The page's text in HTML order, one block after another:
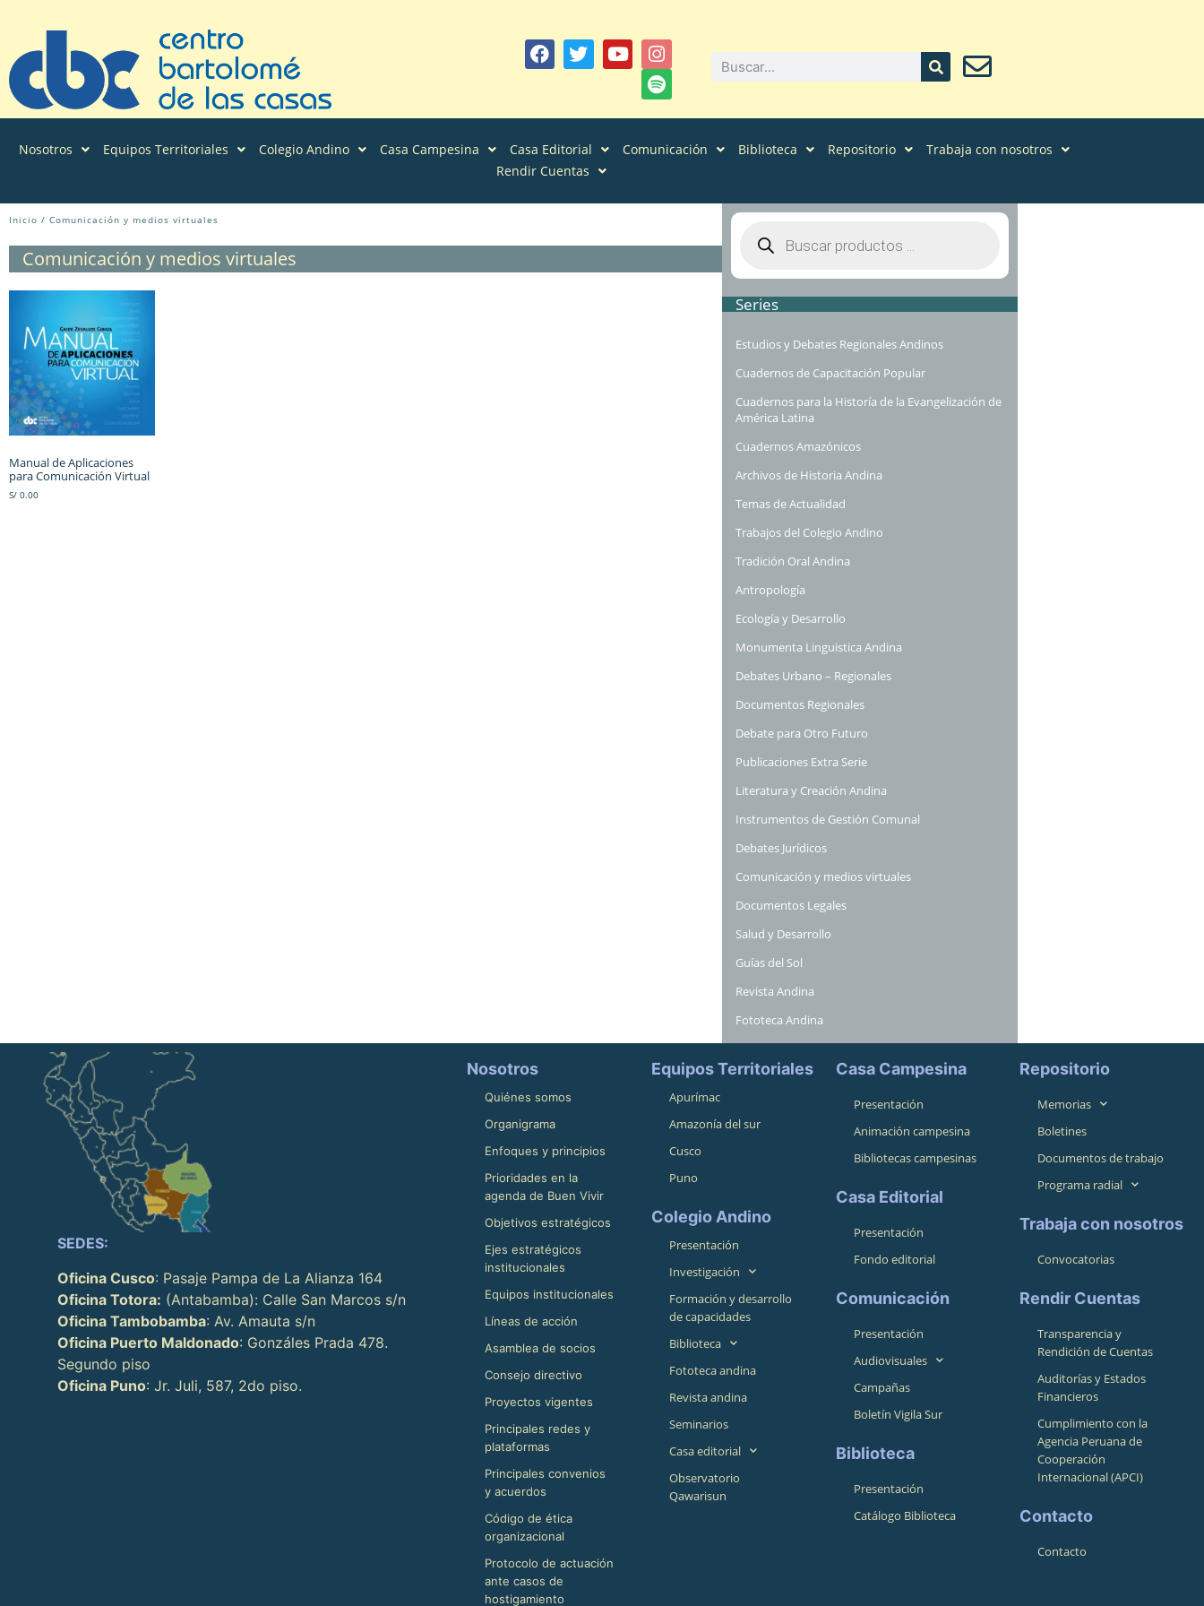
Nosotros Equipos Territoriales Colegio Andino Casa Campesina Casa Editorial Comunicación Biblioteca Repositorio
Trabaja con nosotros
Rendir Cuentas
Inicio / Comunicación y medios virtuales
Comunicación y medios virtuales
Manual de Aplicaciones
para Comunicación Virtual
S/ 0.00
Series
Estudios y Debates Regionales Andinos
Cuadernos de Capacitación Popular
Cuadernos para la Historía de la Evangelización de
América Latina
Cuadernos Amazónicos
Archivos de Historia Andina
Temas de Actualidad
Trabajos del Colegio Andino
Tradición Oral Andina
Antropología
Ecología y Desarrollo
Monumenta Linguistica Andina
Debates Urbano – Regionales
Documentos Regionales
Debate para Otro Futuro
Publicaciones Extra Serie
Literatura y Creación Andina
Instrumentos de Gestión Comunal
Debates Jurídicos
Comunicación y medios virtuales
Documentos Legales
Salud y Desarrollo
Guías del Sol
Revista Andina
Fototeca Andina
SEDES:
Oficina Cusco: Pasaje Pampa de La Alianza 164
Oficina Totora: (Antabamba): Calle San Marcos s/n
Oficina Tambobamba: Av. Amauta s/n
Oficina Puerto Maldonado: Gonzáles Prada 478.
Segundo piso
Oficina Puno: Jr. Juli, 587, 2do piso.
Nosotros
Quiénes somos
Organigrama
Enfoques y principios
Prioridades en la
agenda de Buen Vivir
Objetivos estratégicos
Ejes estratégicos
institucionales
Equipos institucionales
Líneas de acción
Asamblea de socios
Consejo directivo
Proyectos vigentes
Principales redes y
plataformas
Principales convenios
y acuerdos
Código de ética
organizacional
Protocolo de actuación
ante casos de
hostigamiento
Equipos Territoriales
Apurímac
Amazonía del sur
Cusco
Puno
Colegio Andino
Presentación
Investigación
Formación y desarrollo
de capacidades
Biblioteca
Fototeca andina
Revista andina
Seminarios
Casa editorial
Observatorio
Qawarisun
Casa Campesina
Presentación
Animación campesina
Bibliotecas campesinas
Casa Editorial
Presentación
Fondo editorial
Comunicación
Presentación
Audiovisuales
Campañas
Boletín Vigila Sur
Biblioteca
Presentación
Catálogo Biblioteca
Repositorio
Memorias
Boletines
Documentos de trabajo
Programa radial
Trabaja con nosotros
Convocatorias
Rendir Cuentas
Transparencia y
Rendición de Cuentas
Auditorías y Estados
Financieros
Cumplimiento con la
Agencia Peruana de
Cooperación
Internacional (APCI)
Contacto
Contacto